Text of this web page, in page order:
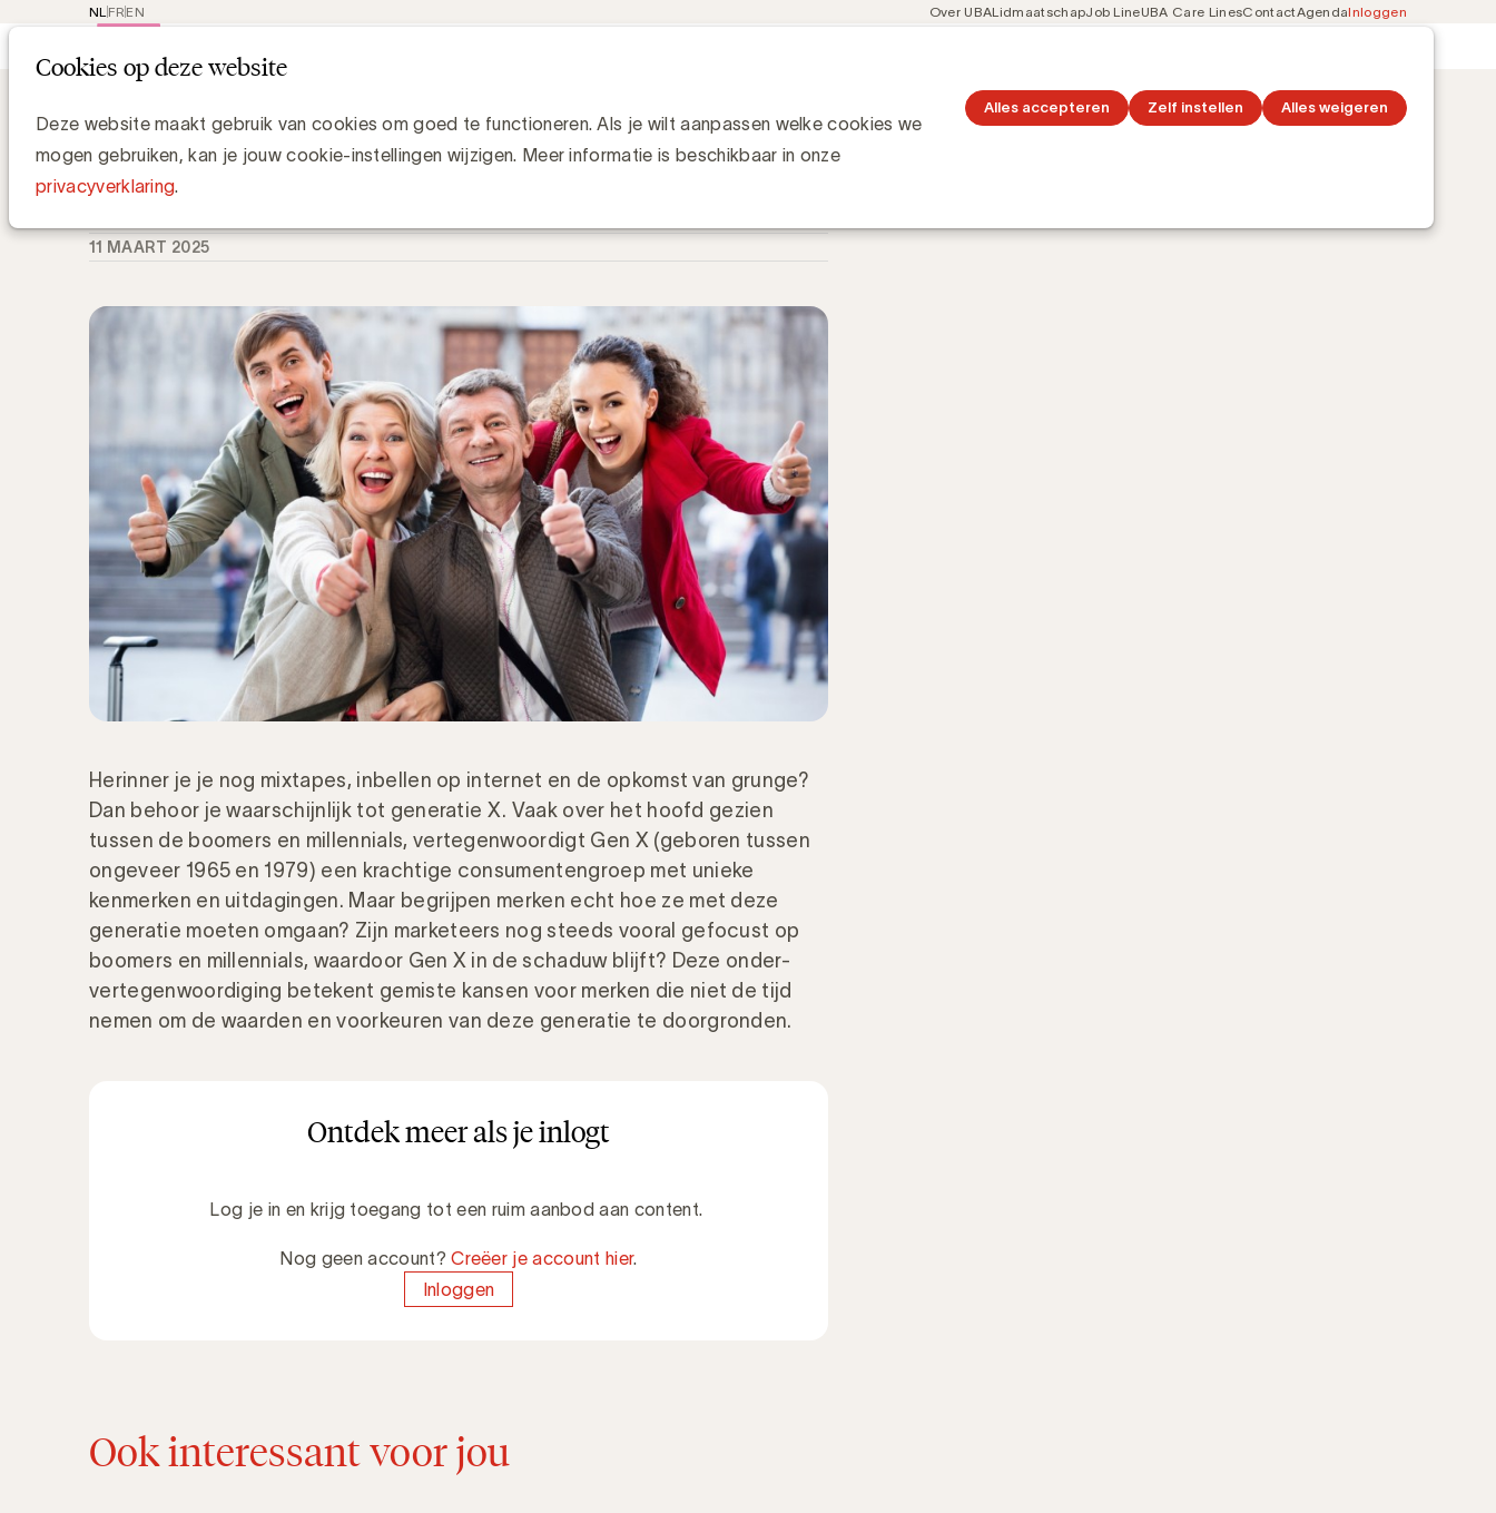
Cookies op deze website
Deze website maakt gebruik van cookies om goed te functioneren. Als je wilt aanpassen welke cookies we
mogen gebruiken, kan je jouw cookie-instellingen wijzigen. Meer informatie is beschikbaar in onze
privacyverklaring.
Alles accepteren Zelf instellen Alles weigeren
EN
FR
NL
Meta
Over UBALidmaatschapJob LineUBA Care LinesContactAgendaInloggen
De Gen X-code kraken: de vergeten consument begrijpen
Joeri Van den Bergh
Future Consumer Expert
11 MAART 2025
Herinner je je nog mixtapes, inbellen op internet en de opkomst van grunge?
Dan behoor je waarschijnlijk tot generatie X. Vaak over het hoofd gezien
tussen de boomers en millennials, vertegenwoordigt Gen X (geboren tussen
ongeveer 1965 en 1979) een krachtige consumentengroep met unieke
kenmerken en uitdagingen. Maar begrijpen merken echt hoe ze met deze
generatie moeten omgaan? Zijn marketeers nog steeds vooral gefocust op
boomers en millennials, waardoor Gen X in de schaduw blijft? Deze onder-
vertegenwoordiging betekent gemiste kansen voor merken die niet de tijd
nemen om de waarden en voorkeuren van deze generatie te doorgronden.
Ontdek meer als je inlogt
Log je in en krijg toegang tot een ruim aanbod aan content.
Nog geen account?Creëer je account hier.
Inloggen
Ook interessant voor jou